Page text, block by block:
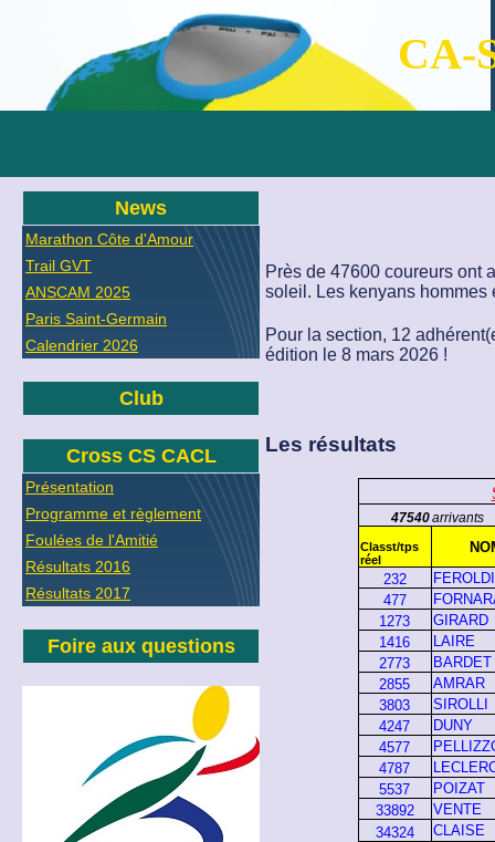
CA-
News
Marathon Côte d'Amour
Trail GVT
ANSCAM 2025
Paris Saint-Germain
Calendrier 2026
Club
Cross CS CACL
Présentation
Programme et règlement
Foulées de l'Amitié
Résultats 2016
Résultats 2017
Foire aux questions
Près de 47600 coureurs ont
soleil. Les kenyans hommes
Pour la section, 12
édition le 8 mars 2026 !
Les résultats
47540arrivants
Classt/tps
réel
232
FEROLDI
477
1273
GIRARD
1416
LAIRE
2773
BARDET
2855
AMRAR
3803
SIROLLI
4247
DUNY
4577
4787
5537
POIZAT
33892
VENTE
34324
CLAISE